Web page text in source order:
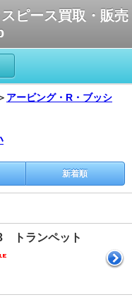
ピース買取・販売
アービング・R・ブッシ
新着順
トランペット